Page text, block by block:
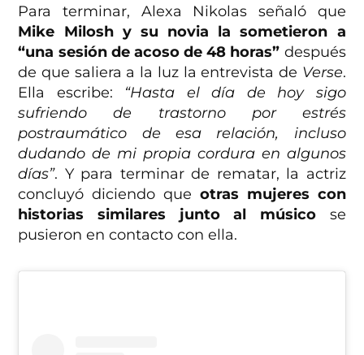
Para terminar, Alexa Nikolas señaló que
Mike Milosh y su novia la sometieron a
“una sesión de acoso de 48 horas” después
de que saliera a la luz la entrevista de Verse.
Ella escribe: “Hasta el día de hoy sigo
sufriendo de trastorno por estrés
postraumático de esa relación, incluso
dudando de mi propia cordura en algunos
días”. Y para terminar de rematar, la actriz
concluyó diciendo que otras mujeres con
historias similares junto al músicose
pusieron en contacto con ella.